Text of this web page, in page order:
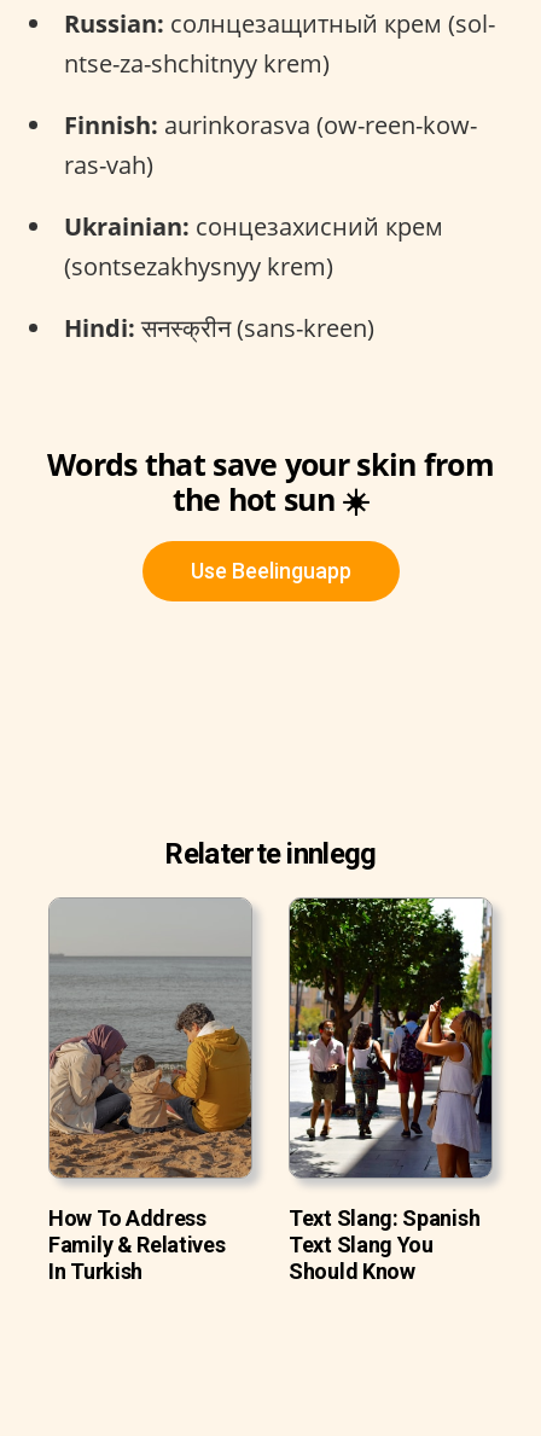
Russian: солнцезащитный крем (sol-
ntse-za-shchitnyy krem)
Finnish: aurinkorasva (ow-reen-kow-
ras-vah)
Ukrainian: сонцезахисний крем
(sontsezakhysnyy krem)
Hindi:सनस्क्रीन (sans-kreen)
Words that save your skin from
the hot sun ☀️
Use Beelinguapp
Relaterte innlegg
How To Address
Family & Relatives
In Turkish
Text Slang: Spanish
Text Slang You
Should Know